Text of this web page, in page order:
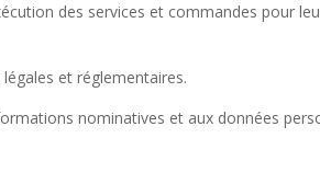
des services et commandes pour
et réglementaires.
nominatives et aux données